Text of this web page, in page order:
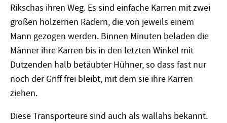
Rikschas ihren Weg. Es sind einfache Karren mit zwei
großen hölzernen Rädern, die von jeweils einem
Mann gezogen werden. Binnen Minuten beladen die
Männer ihre Karren bis in den letzten Winkel mit
Dutzenden halb betäubter Hühner, so dass fast nur
noch der Griff frei bleibt, mit dem sie ihre Karren
ziehen.
Diese Transporteure sind auch als wallahs bekannt.